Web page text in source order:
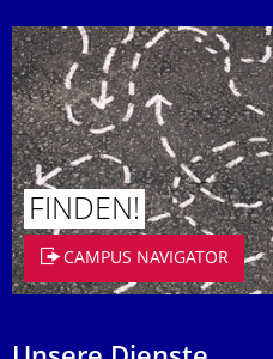
FINDEN!
CAMPUS NAVIGATOR